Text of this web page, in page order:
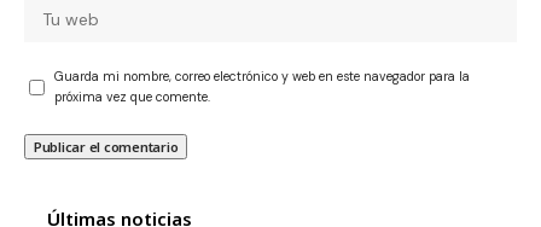
Guarda mi nombre, correo electrónico y web en este navegador para la
próxima vez que comente.
Últimas noticias